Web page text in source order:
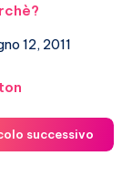
12, 2011
successivo